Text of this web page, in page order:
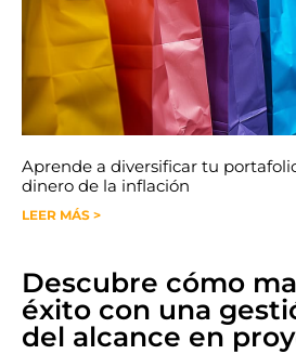
Aprende a diversificar tu
dinero de la inflación
LEER MÁS >
Descubre cómo
éxito con una
del alcance en